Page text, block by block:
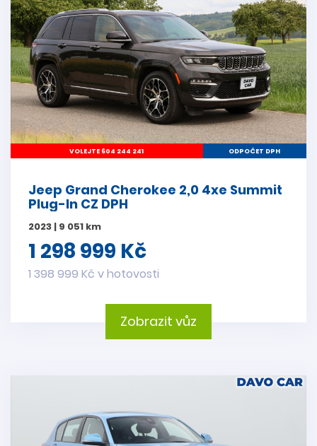
VOLEJTE 604 244 241 ODPOČET DPH
Jeep Grand Cherokee 2,0 4xe Summit
Plug-In CZ DPH
2023 | 9 051 km
1 298 999 Kč
1 398 999 Kč v hotovosti
Zobrazit vůz